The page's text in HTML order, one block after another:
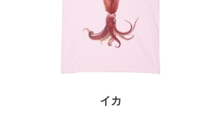
イカ